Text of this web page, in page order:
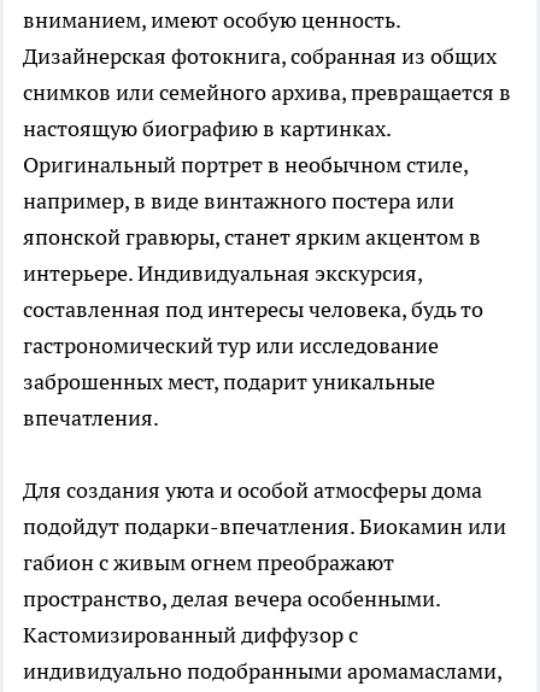
вниманием, имеют особую ценность.
Дизайнерская фотокнига, собранная из общих
снимков или семейного архива, превращается в
настоящую биографию в картинках.
Оригинальный портрет в необычном стиле,
например, в виде винтажного постера или
японской гравюры, станет ярким акцентом в
интерьере. Индивидуальная экскурсия,
составленная под интересы человека, будь то
гастрономический тур или исследование
заброшенных мест, подарит уникальные
впечатления.
Для создания уюта и особой атмосферы дома
подойдут подарки-впечатления. Биокамин или
габион с живым огнем преображают
пространство, делая вечера особенными.
Кастомизированный диффузор с
индивидуально подобранными аромамаслами,